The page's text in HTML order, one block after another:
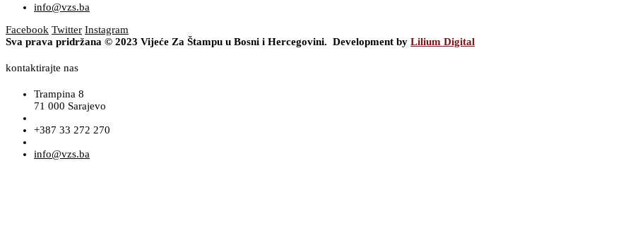
info@vzs.ba
Facebook Twitter Instagram
Sva prava pridržana © 2023 Vijeće Za Štampu u Bosni i Hercegovini. Development by Lilium Digital
kontaktirajte nas
Trampina 8
71 000 Sarajevo
+387 33 272 270
info@vzs.ba